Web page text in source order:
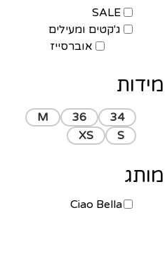
SALE
ג'קטים ומעילים
אוברסייז
מידות
34
36
M
S
XS
מותג
Ciao Bella